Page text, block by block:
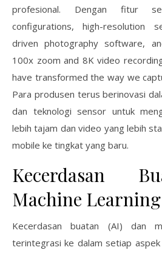
profesional. Dengan fitur
configurations, high-resolution
driven photography software,
100x zoom and 8K video
have transformed the way we
Para produsen terus berinovasi
dan teknologi sensor untuk
lebih tajam dan video yang lebih
mobile ke tingkat yang baru.
Kecerdasan
Machine Learning
Kecerdasan buatan (AI) dan
terintegrasi ke dalam setiap